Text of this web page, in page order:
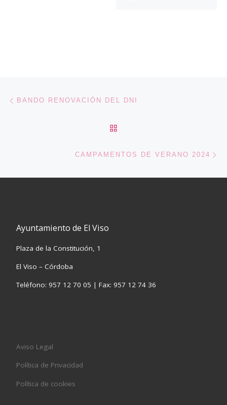
Navegación de entradas
BANDO RENOVACIÓN DEL DNI
CAMPAMENTOS DE VERANO 2024
Ayuntamiento de El Viso
Plaza de la Constitución, 1
El Viso – Córdoba
Teléfono: 957 12 70 05 | Fax: 957 12 74 36
Aviso Legal
Política de Privacidad
Política de cookies